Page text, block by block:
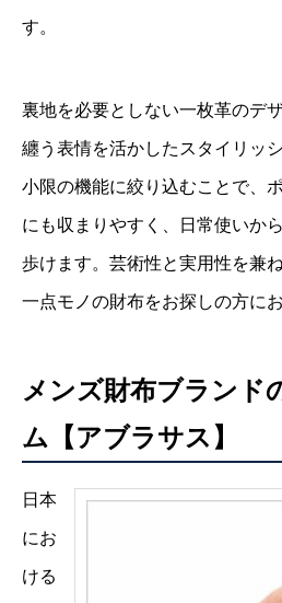
す。
裏地を必要としない一枚革のデ
纏う表情を活かしたスタイリッ
小限の機能に絞り込むことで、
にも収まりやすく、日常使いか
歩けます。芸術性と実用性を兼
一点モノの財布をお探しの方に
メンズ財布ブランド
ム【アブラサス】
日本
にお
ける